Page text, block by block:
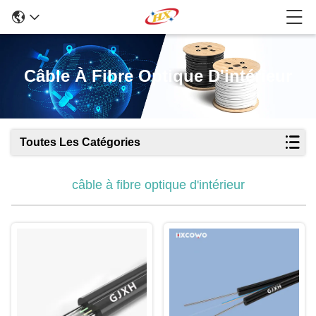
Câble À Fibre Optique D'intérieur
Toutes Les Catégories
câble à fibre optique d'intérieur